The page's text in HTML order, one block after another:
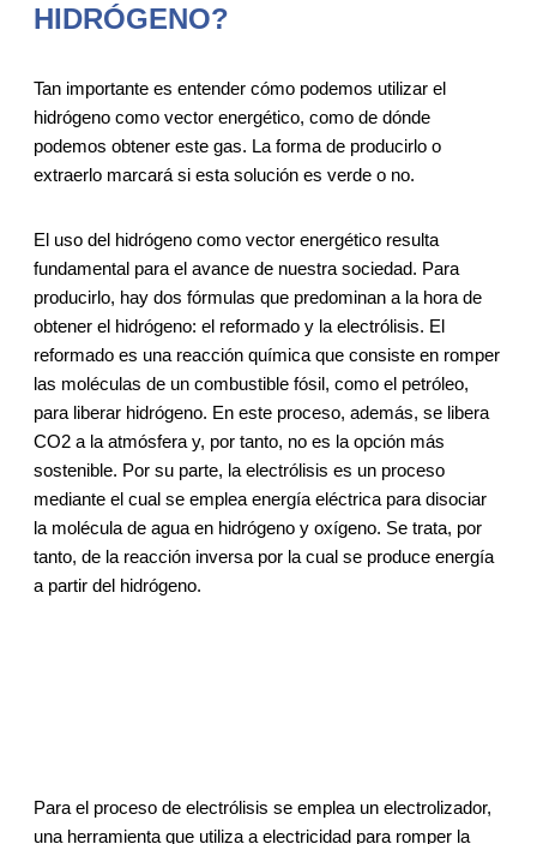
HIDRÓGENO?
Tan importante es entender cómo podemos utilizar el
hidrógeno como vector energético, como de dónde
podemos obtener este gas. La forma de producirlo o
extraerlo marcará si esta solución es verde o no.
El uso del hidrógeno como vector energético resulta
fundamental para el avance de nuestra sociedad. Para
producirlo, hay dos fórmulas que predominan a la hora de
obtener el hidrógeno: el reformado y la electrólisis. El
reformado es una reacción química que consiste en romper
las moléculas de un combustible fósil, como el petróleo,
para liberar hidrógeno. En este proceso, además, se libera
CO2 a la atmósfera y, por tanto, no es la opción más
sostenible. Por su parte, la electrólisis es un proceso
mediante el cual se emplea energía eléctrica para disociar
la molécula de agua en hidrógeno y oxígeno. Se trata, por
tanto, de la reacción inversa por la cual se produce energía
a partir del hidrógeno.
Para el proceso de electrólisis se emplea un electrolizador,
una herramienta que utiliza a electricidad para romper la